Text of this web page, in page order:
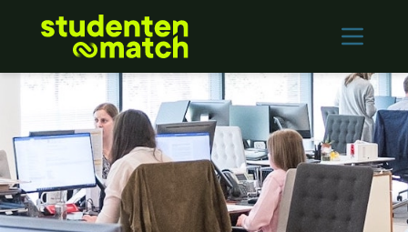
Home
Vacatures
Werkgevers
Contact